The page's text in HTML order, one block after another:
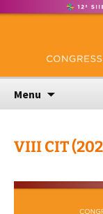
CIT
Congresso
Menu
VIII CIT